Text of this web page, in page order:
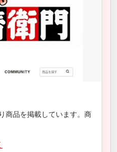
商品を掲載しています。商